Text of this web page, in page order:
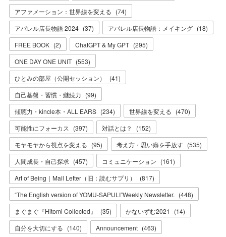
アファメーション：世界線を変える (74)
アパレル店長物語 2024 (37) アパレル店長物語：メイキング (18)
FREE BOOK (2) ChatGPT & My GPT (295)
ONE DAY ONE UNIT (553)
ひとみの部屋（公開セッション）
(41)
自己基盤・習慣・継続力 (99)
傾聴力・kincle本・ALL EARS (234) 世界線を変える (470)
可能性にフォーカス
(397) 対話とは？ (152)
モヤモヤから視点を変える (95) 考え方・思い癖を手放す (535)
人間成長・自己探求 (457) コミュニケーション (161)
Art of Being｜Mail Letter（旧：読むサプリ）
(817)
“The English version of YOMU-SAPULI”Weekly Newsletter. (448)
まぐまぐ『Hitomi Collected』
(35) かないずむ2021 (14)
自分を大切にする (140) Announcement (463)